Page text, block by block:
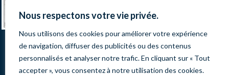
Nous respectons votre vie privée.
Nous utilisons des cookies pour améliorer votre expérience
de navigation, diffuser des publicités ou des contenus
personnalisés et analyser notre trafic. En cliquant sur « Tout
accepter », vous consentez à notre utilisation des cookies.
Académie équestre de
Versailles
Académie équestre de
Versailles